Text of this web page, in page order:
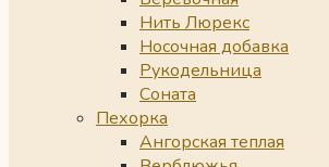
Нить Люрекс
Носочная добавка
Рукодельница
Соната
Пехорка
Ангорская теплая